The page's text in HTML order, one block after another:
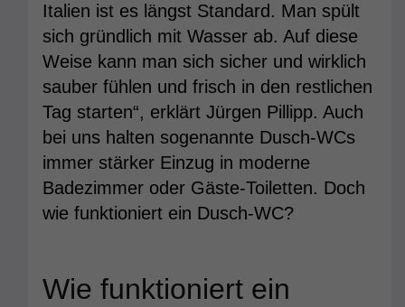
Italien ist es längst Standard. Man spült
sich gründlich mit Wasser ab. Auf diese
Weise kann man sich sicher und wirklich
sauber fühlen und frisch in den restlichen
Tag starten“, erklärt Jürgen Pillipp. Auch
bei uns halten sogenannte Dusch-WCs
immer stärker Einzug in moderne
Badezimmer oder Gäste-Toiletten. Doch
wie funktioniert ein Dusch-WC?
Wie funktioniert ein